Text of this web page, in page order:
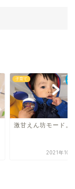
子育て
激甘えん坊モード。
2021年10